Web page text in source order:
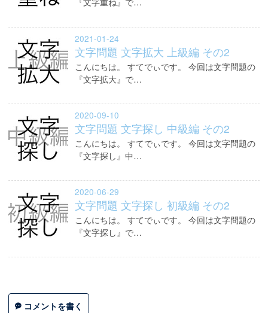
2021-01-24
文字問題 文字拡大 上級編 その2
こんにちは。 すてでぃです。 今回は文字問題の
『文字拡大』で…
2020-09-10
文字問題 文字探し 中級編 その2
こんにちは。 すてでぃです。 今回は文字問題の
『文字探し』中…
2020-06-29
文字問題 文字探し 初級編 その2
こんにちは。 すてでぃです。 今回は文字問題の
『文字探し』で…
コメントを書く